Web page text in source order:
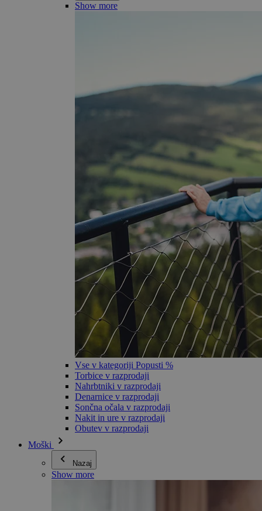
Show more
Vse v kategoriji Popusti %
Torbice v razprodaji
Nahrbtniki v razprodaji
Denarnice v razprodaji
Sončna očala v razprodaji
Nakit in ure v razprodaji
Obutev v razprodaji
Moški
Nazaj
Show more